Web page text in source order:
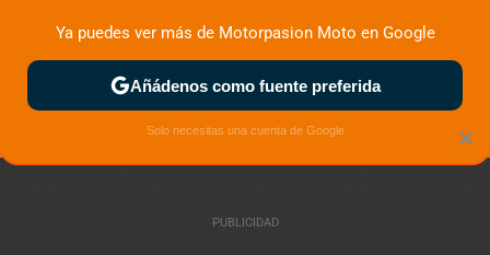
ZONA DE PRUEBAS DEPORTIVAS MOTOS ELÉCTRICAS
×
Ya puedes ver más de Motorpasion Moto en Google
Añádenos como fuente preferida
Solo necesitas una cuenta de Google